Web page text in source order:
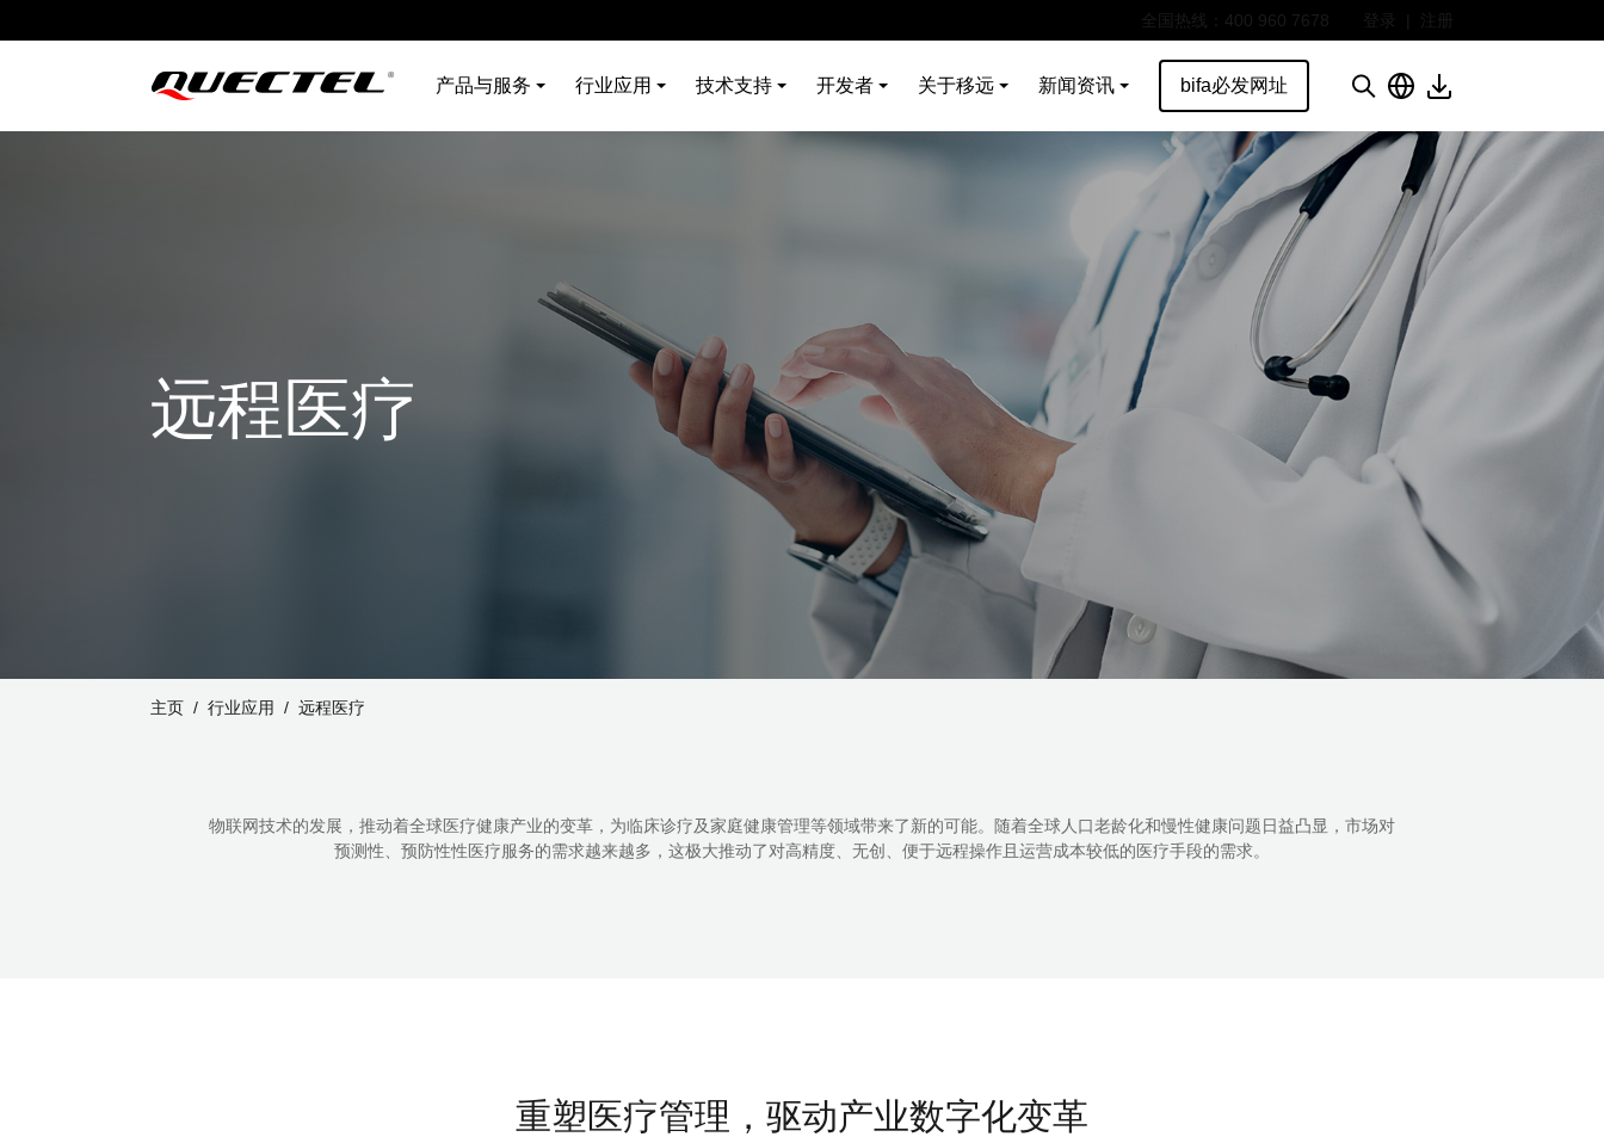
全国热线：400 960 7678 登录
产品与服务 行业应用 技术支持 开发者 关于移远 新闻资讯 bifa必发网址
远程医疗
主页 行业应用 远程医疗
物联网技术的发展，推动着全球医疗健康产业的变革，为临床诊疗及家庭健康管理等领域带来了新的可能。随着全球人口老龄化和慢性健康问题日益凸显，市场对
预测性、预防性性医疗服务的需求越来越多，这极大推动了对高精度、无创、便于远程操作且运营成本较低的医疗手段的需求。
重塑医疗管理，驱动产业数字化变革